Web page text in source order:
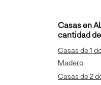
Casas en
cantidad
Casas de 1
Madero
Casas de 2